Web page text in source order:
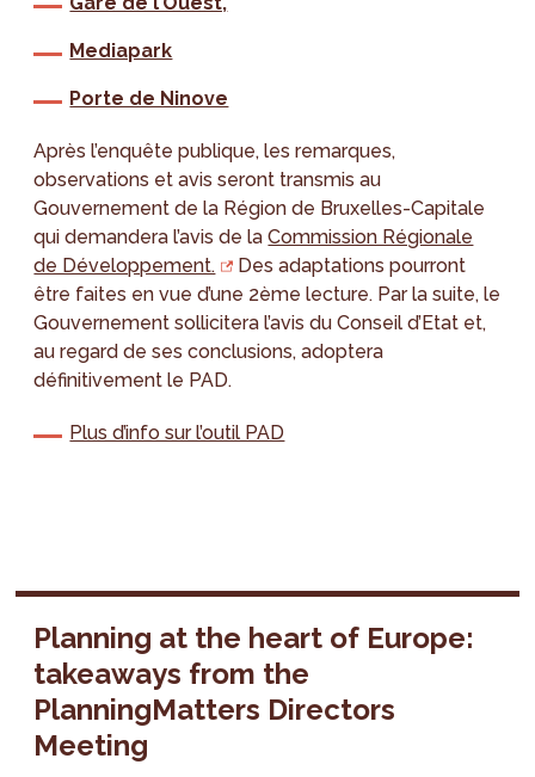
Mediapark
Porte de Ninove
Après l’enquête publique, les remarques,
observations et avis seront transmis au
Gouvernement de la Région de Bruxelles-Capitale
qui demandera l’avis de laCommission Régionale
de Développement.
Des adaptations pourront
être faites en vue d’une 2ème lecture. Par la suite, le
Gouvernement sollicitera l’avis du Conseil d’Etat et,
au regard de ses conclusions, adoptera
définitivement le PAD.
Plus d’info sur l’outil PAD
Planning at the heart of Europe:
takeaways from the
PlanningMatters Directors
Meeting